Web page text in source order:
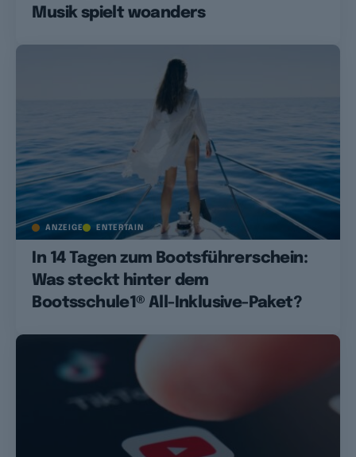
Musik spielt woanders
ANZEIGE ENTERTAIN
In 14 Tagen zum Bootsführerschein:
Was steckt hinter dem
Bootsschule1® All-Inklusive-Paket?